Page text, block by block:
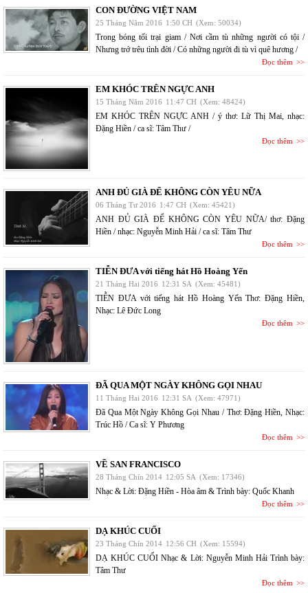
CON ĐƯỜNG VIỆT NAM
25 Tháng Năm 2016 1:50 CH (Xem: 50034)
Trong bóng tối trại giam / Nơi cầm tù những người có tội /
Nhưng trớ trêu tình đời / Có những người đi tù vì quê hương /
Đọc thêm
EM KHÓC TRÊN NGỰC ANH
15 Tháng Năm 2016 11:47 CH (Xem: 48424)
EM KHÓC TRÊN NGỰC ANH / ý thơ: Lữ Thị Mai, nhạc:
Đặng Hiền / ca sĩ: Tâm Thư /
Đọc thêm
ANH ĐỦ GIÀ ĐỂ KHÔNG CÒN YÊU NỮA
06 Tháng Tư 2016 1:47 CH (Xem: 45421)
ANH ĐỦ GIÀ ĐỂ KHÔNG CÒN YÊU NỮA/ thơ: Đặng
Hiền / nhạc: Nguyễn Minh Hải / ca sĩ: Tâm Thư
Đọc thêm
TIỄN ĐƯA với tiếng hát Hồ Hoàng Yến
21 Tháng Hai 2016 12:31 SA (Xem: 45481)
TIỄN ĐƯA với tiếng hát Hồ Hoàng Yến Thơ: Đặng Hiền,
Nhạc: Lê Đức Long
Đọc thêm
ĐÃ QUA MỘT NGÀY KHÔNG GỌI NHAU
11 Tháng Hai 2016 12:31 SA (Xem: 47971)
Đã Qua Một Ngày Không Gọi Nhau / Thơ: Đặng Hiền, Nhạc:
Trúc Hồ / Ca sĩ: Y Phương
Đọc thêm
VỀ SAN FRANCISCO
28 Tháng Chín 2014 12:05 SA (Xem: 17346)
Nhạc & Lời: Đặng Hiền - Hòa âm & Trình bày: Quốc Khanh
Đọc thêm
DẠ KHÚC CUỐI
23 Tháng Chín 2014 12:56 CH (Xem: 15594)
DẠ KHÚC CUỐI Nhạc & Lời: Nguyễn Minh Hải Trình bày:
Tâm Thư
Đọc thêm